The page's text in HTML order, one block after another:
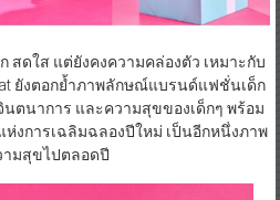
ดใส แต่ยังคงความคล่องตัว เหมาะกับ
ยังตอกย้ำภาพลักษณ์แบรนด์แฟชั่นเด็ก
ตนาการ และความสุขของเด็กๆ พร้อม
ห่งการเฉลิมฉลองปีใหม่ เป็นอีกหนึ่งภาพ
ามสุขไปตลอดปี